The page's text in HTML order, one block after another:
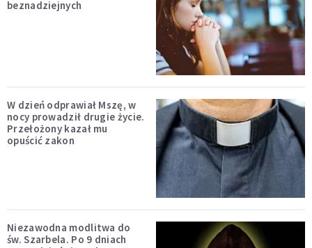
beznadziejnych
W dzień odprawiał Mszę, w
nocy prowadził drugie życie.
Przełożony kazał mu
opuścić zakon
Niezawodna modlitwa do
św. Szarbela. Po 9 dniach